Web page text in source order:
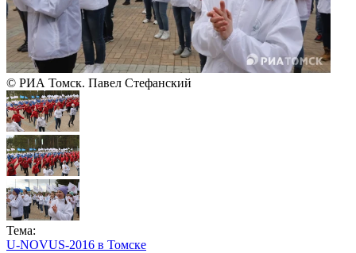
© РИА Томск. Павел Стефанский
Тема:
U-NOVUS-2016 в Томске